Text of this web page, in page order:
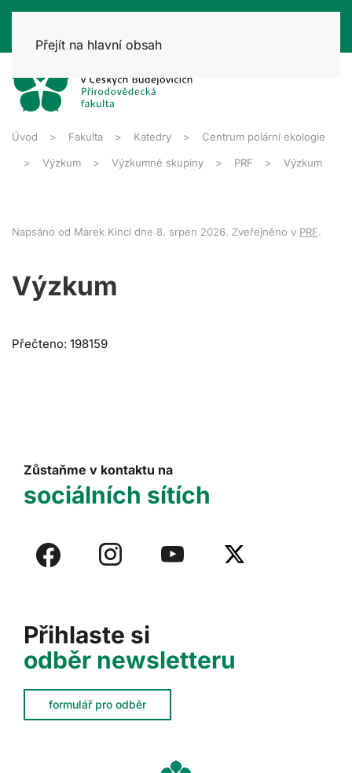
Přejít na hlavní obsah
Úvod Fakulta Katedry Centrum polární ekologie
Výzkum Výzkumné skupiny PRF Výzkum
Napsáno od Marek Kincl dne 8. srpen 2026. Zveřejněno v PRF.
Výzkum
Přečteno: 198159
Přihlaste si
odběr newsletteru
formulář pro odběr
Zůstaňme v kontaktu na
sociálních sítích